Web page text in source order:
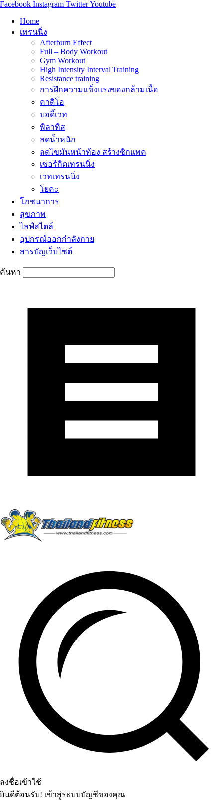
Facebook Instagram TwitterYoutube
Home
เทรนนิ่ง
Afterburn Effect
Full – Body Workout
Gym Workout
High Intensity Interval Training
Resistance training
การฝึกความแข็งแรงของกล้ามเนื้อ
คาดิโอ
บอดี้เวท
พิลาทิส
ลดน้ำหนัก
ลดไขมันหน้าท้อง สร้างซิกแพค
เซอร์กิตเทรนนิ่ง
เวทเทรนนิ่ง
โยคะ
โภชนาการ
สุขภาพ
ไลฟ์สไตล์
อุปกรณ์ออกกำลังกาย
สารบัญเว็บไซต์
ค้นหา
ลงชื่อเข้าใช้
ยินดีต้อนรับ! เข้าสู่ระบบบัญชีของคุณ